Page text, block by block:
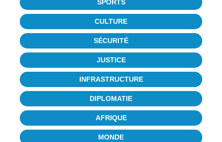
SPORTS
CULTURE
SÉCURITÉ
JUSTICE
INFRASTRUCTURE
DIPLOMATIE
AFRIQUE
MONDE